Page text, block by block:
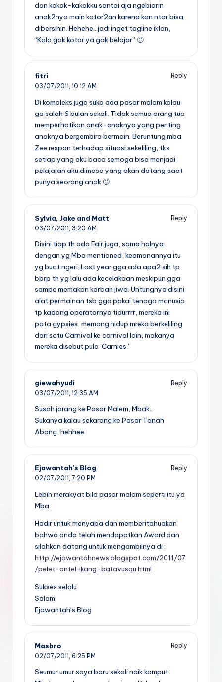
dan kakak-kakakku santai aja ngebiarin
anak2nya main kotor2an karena kan ntar bisa
dibersihin. Hehehe…jadi inget tagline iklan,
“Kalo gak kotor ya gak belajar” 🙂
fitri
Reply
03/07/2011, 10:12 AM
Di kompleks juga suka ada pasar malam kalau
ga salah 6 bulan sekali. Tidak semua orang tua
memperhatikan anak-anaknya yang penting
anaknya bergembira bermain. Beruntung mba
Zee respon terhadap situasi sekeliling, tks
setiap yang aku baca semoga bisa menjadi
pelajaran aku dimasa yang akan datang,saat
punya seorang anak 🙂
Sylvia, Jake and Matt
Reply
03/07/2011, 3:20 AM
Disini tiap th ada Fair juga, sama halnya
dengan yg Mba mentioned, keamanannya itu
yg buat ngeri. Last year gga ada apa2 sih tp
bbrp th yg lalu ada kecelakaan meskipun gga
sampe memakan korban jiwa. Untungnya disini
alat permainan tsb gga pakai tenaga manusia
tp kadang operatornya tidurrrr, mereka ini
pata gypsies, memang hidup mreka berkeliling
dari satu Carnival ke carnival lain, makanya
mereka disebut pula ‘Carnies.’
giewahyudi
Reply
03/07/2011, 12:35 AM
Susah jarang ke Pasar Malem, Mbak..
Sukanya kalau sekarang ke Pasar Tanah
Abang, hehhee
Ejawantah's Blog
Reply
02/07/2011, 7:20 PM
Lebih merakyat bila pasar malam seperti itu ya
Mba.
Hadir untuk menyapa dan memberitahuakan
bahwa anda telah mendapatkan Award dan
silahkan datang untuk mengambilnya di :
http://ejawantahnews.blogspot.com/2011/07
/pelet-ontel-kang-batavusqu.html
Sukses selalu
Salam
Ejawantah’s Blog
Masbro
Reply
02/07/2011, 6:25 PM
Seumur umur saya baru sekali naik komput